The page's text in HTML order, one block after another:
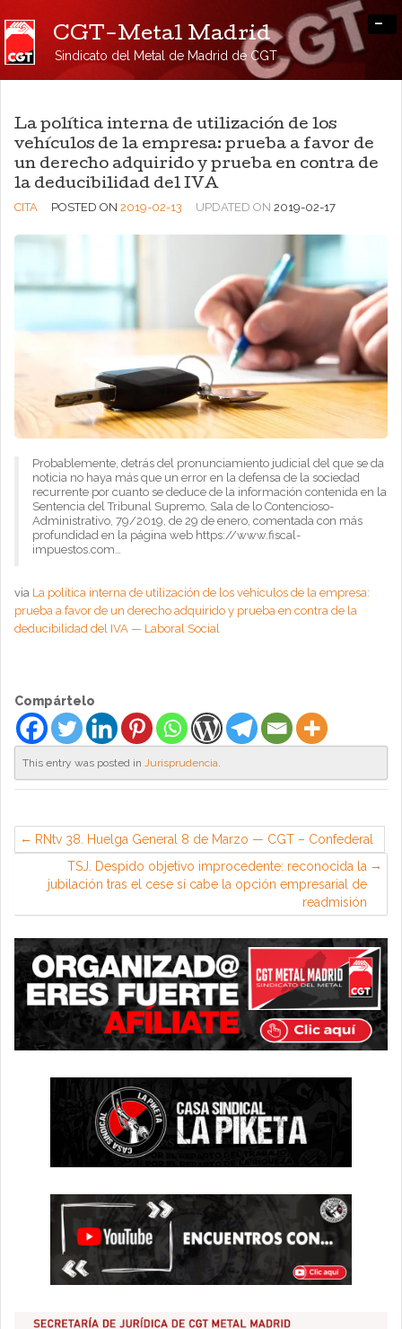
CGT-Metal Madrid
Sindicato del Metal de Madrid de CGT
-
La política interna de utilización de los
vehículos de la empresa: prueba a favor de
un derecho adquirido y prueba en contra de
la deducibilidad del IVA
CITA POSTED ON 2019-02-13 UPDATED ON 2019-02-17
Probablemente, detrás del pronunciamiento judicial del que se da
noticia no haya más que un error en la defensa de la sociedad
recurrente por cuanto se deduce de la información contenida en la
Sentencia del Tribunal Supremo, Sala de lo Contencioso-
Administrativo, 79/2019, de 29 de enero, comentada con más
profundidad en la página web https://www.fiscal-
impuestos.com…
via La política interna de utilización de los vehículos de la empresa:
prueba a favor de un derecho adquirido y prueba en contra de la
deducibilidad del IVA — Laboral Social
Compártelo
This entry was posted in Jurisprudencia
RNtv 38. Huelga General 8 de Marzo — CGT – Confederal
TSJ. Despido objetivo improcedente: reconocida la
jubilación tras el cese sí cabe la opción empresarial de
readmisión